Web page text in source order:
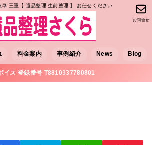
阜 三重【 遺品整理 生前整理 】 お任せください
料金案内 事例紹介 News Blog
お問合せ
イス 登録番号 T8810337780801